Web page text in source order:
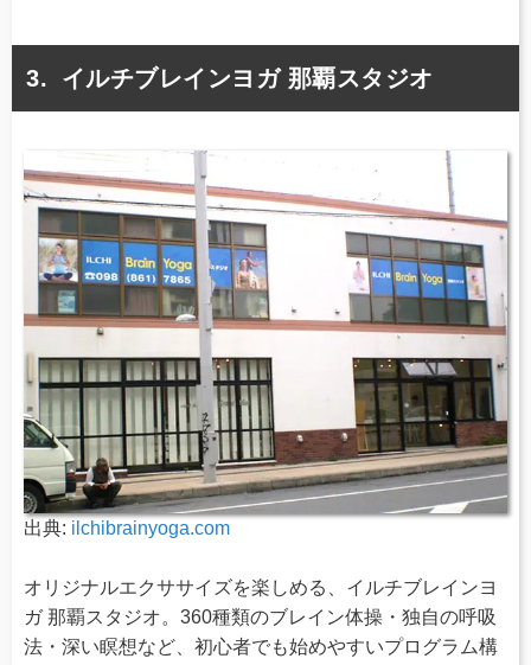
イルチブレインヨガ 那覇スタジオ
出典: ilchibrainyoga.com
オリジナルエクササイズを楽しめる、イルチブレインヨ
ガ 那覇スタジオ。360種類のブレイン体操・独自の呼吸
法・深い瞑想など、初心者でも始めやすいプログラム構